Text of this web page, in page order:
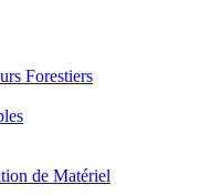
Forestiers
de Matériel